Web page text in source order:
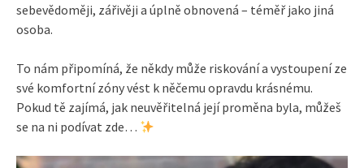
sebevědoměji, zářivěji a úplně obnovená – téměř jako jiná
osoba.
To nám připomíná, že někdy může riskování a vystoupení ze
své komfortní zóny vést k něčemu opravdu krásnému.
Pokud tě zajímá, jak neuvěřitelná její proměna byla, můžeš
se na ni podívat zde…